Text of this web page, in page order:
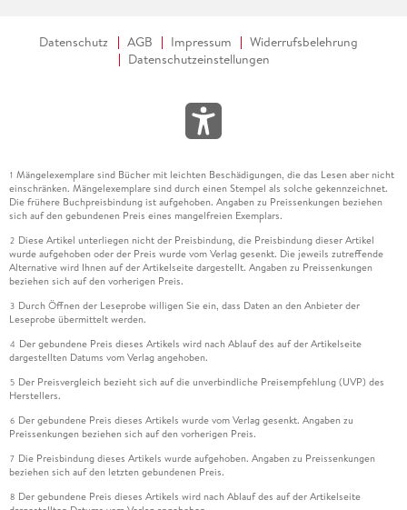
Datenschutz AGB Impressum
Widerrufsbelehrung
Datenschutzeinstellungen
1 Mängelexemplare sind Bücher mit leichten Beschädigungen, die das Lesen aber nicht
einschränken. Mängelexemplare sind durch einen Stempel als solche gekennzeichnet.
Die frühere Buchpreisbindung ist aufgehoben. Angaben zu Preissenkungen beziehen
sich auf den gebundenen Preis eines mangelfreien Exemplars.
2 Diese Artikel unterliegen nicht der Preisbindung, die Preisbindung dieser Artikel
wurde aufgehoben oder der Preis wurde vom Verlag gesenkt. Die jeweils zutreffende
Alternative wird Ihnen auf der Artikelseite dargestellt. Angaben zu Preissenkungen
beziehen sich auf den vorherigen Preis.
3 Durch Öffnen der Leseprobe willigen Sie ein, dass Daten an den Anbieter der
Leseprobe übermittelt werden.
4 Der gebundene Preis dieses Artikels wird nach Ablauf des auf der Artikelseite
dargestellten Datums vom Verlag angehoben.
5 Der Preisvergleich bezieht sich auf die unverbindliche Preisempfehlung (UVP) des
Herstellers.
6 Der gebundene Preis dieses Artikels wurde vom Verlag gesenkt. Angaben zu
Preissenkungen beziehen sich auf den vorherigen Preis.
7 Die Preisbindung dieses Artikels wurde aufgehoben. Angaben zu Preissenkungen
beziehen sich auf den letzten gebundenen Preis.
8 Der gebundene Preis dieses Artikels wird nach Ablauf des auf der Artikelseite